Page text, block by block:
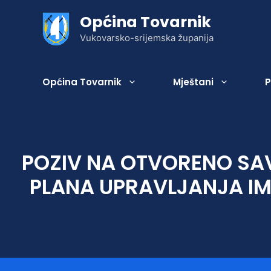
Općina Tovarnik
Vukovarsko-srijemska županija
Općina Tovarnik
Statut
Općinsko vijeće
Mještani
Gospodarenje otpadom
Komunalne djelatnosti
Gospodarska zona
Poljoprivreda
Geografski položaj
Povijest Općine
Zaželi – Brinemo o Vama!
POZIV NA OTVORENO
PLANA UPRAVLJANJA